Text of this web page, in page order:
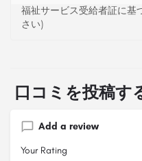
福祉サービス受給者証に基
さい)
口コミを投稿す
Add a review
Your Rating